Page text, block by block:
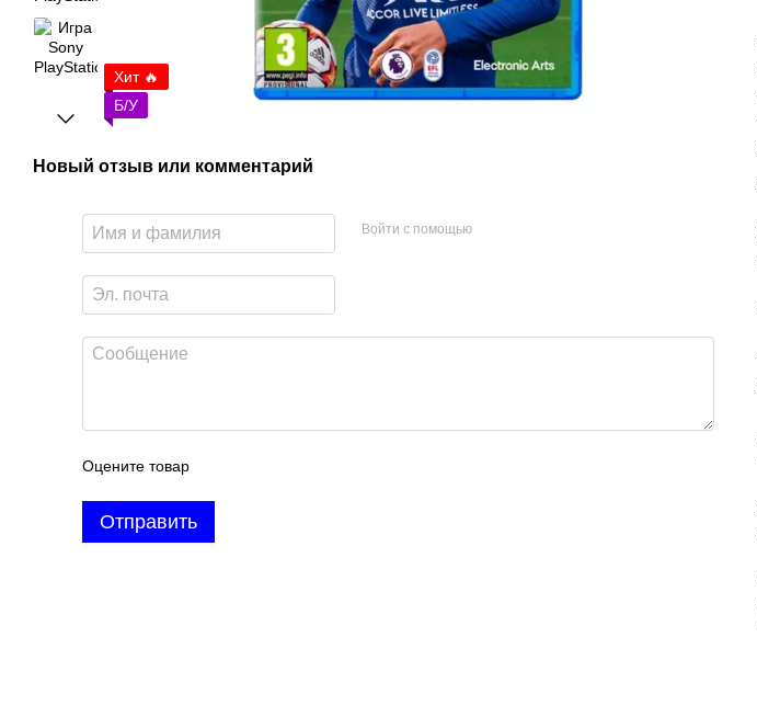
Хит 🔥
Б/У
Новый отзыв или комментарий
Войти с помощью
Оцените товар
Отправить